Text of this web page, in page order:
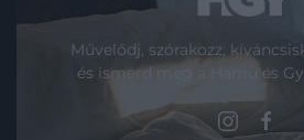
Művelődj, szórakozz,
és ismerd meg a Hamu és